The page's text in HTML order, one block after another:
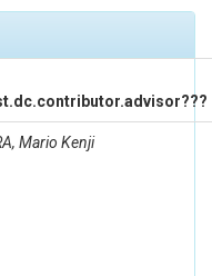
Mario Kenji